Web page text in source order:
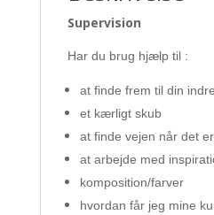
Supervision
Har du brug hjælp til :
at finde frem til din
et kærligt skub
at finde vejen når det
at arbejde med
komposition/farver
hvordan får jeg mine